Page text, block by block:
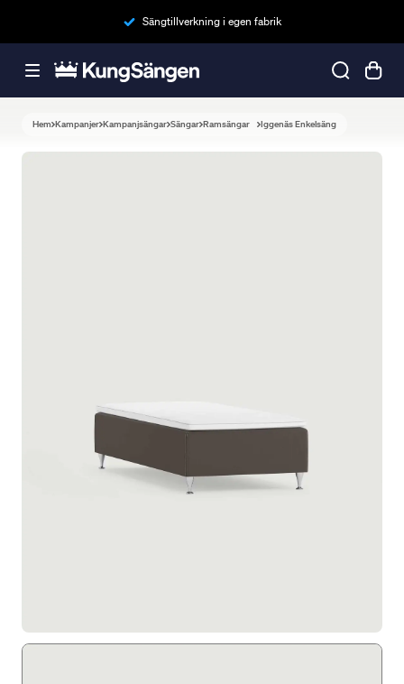
Sängtillverkning i egen fabrik
Hem Kampanjer Kampanjsängar Sängar Ramsängar Iggenäs Enkelsäng